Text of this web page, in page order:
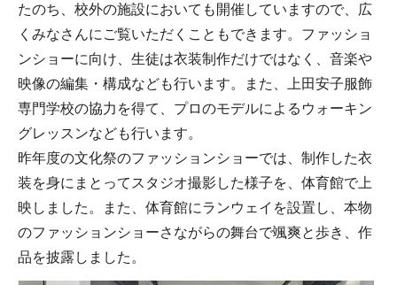
たのち、校外の施設においても開催していますので、広
くみなさんにご覧いただくこともできます。ファッショ
ンショーに向け、生徒は衣装制作だけではなく、音楽や
映像の編集・構成なども行います。また、上田安子服飾
専門学校の協力を得て、プロのモデルによるウォーキン
グレッスンなども行います。
昨年度の文化祭のファッションショーでは、制作した衣
装を身にまとってスタジオ撮影した様子を、体育館で上
映しました。また、体育館にランウェイを設置し、本物
のファッションショーさながらの舞台で颯爽と歩き、作
品を披露しました。